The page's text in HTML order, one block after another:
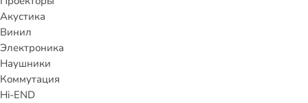
Акустика
Винил
Электроника
Наушники
Коммутация
Hi-END